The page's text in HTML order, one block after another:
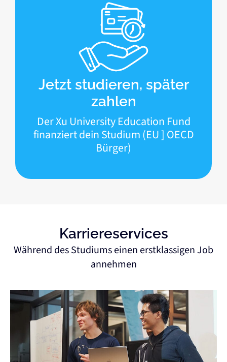
Jetzt studieren, später
zahlen
Der Xu University Education Fund
finanziert dein Studium (EU ] OECD
Bürger)
Karriereservices
Während des Studiums einen erstklassigen Job
annehmen